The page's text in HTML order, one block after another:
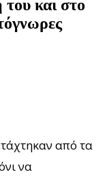
του και στο
από τα
να